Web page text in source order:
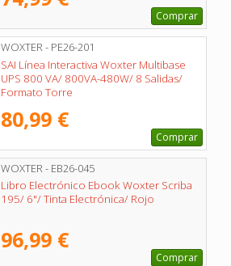
Comprar
WOXTER - PE26-201
SAI Línea Interactiva Woxter Multibase
UPS 800 VA/ 800VA-480W/ 8 Salidas/
Formato Torre
80,99 €
Comprar
WOXTER - EB26-045
Libro Electrónico Ebook Woxter Scriba
195/ 6"/ Tinta Electrónica/ Rojo
96,99 €
Comprar